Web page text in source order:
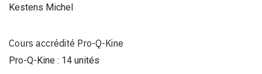
Kestens Michel
Cours accrédité Pro-Q-Kine
Pro-Q-Kine : 14 unités